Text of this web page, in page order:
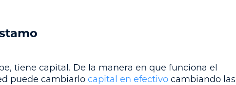
tiene capital. De la manera en que funciona el
puede cambiarlo capital en efectivo cambiando las